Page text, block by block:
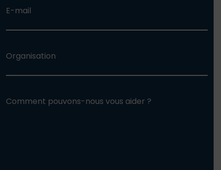
E-mail
Organisation
Comment pouvons-nous vous aider ?